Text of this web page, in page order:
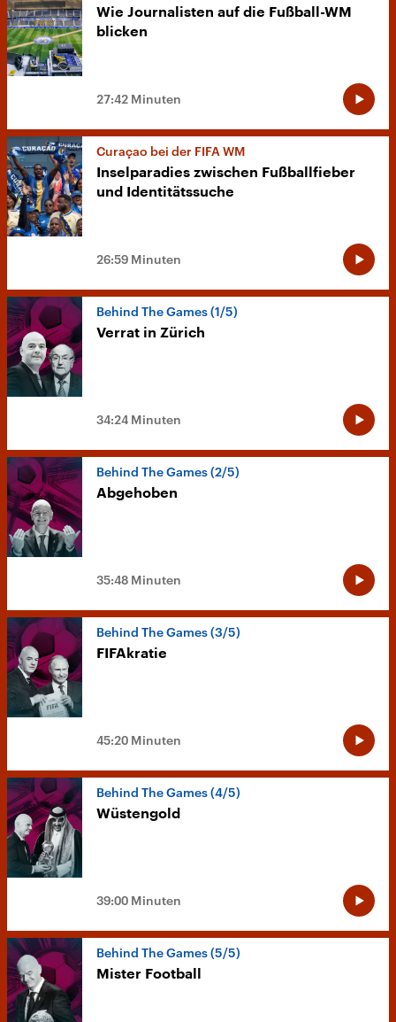
Wie Journalisten auf die Fußball-WM
blicken
27:42 Minuten
Curaçao bei der FIFA WM
Inselparadies zwischen Fußballfieber
und Identitätssuche
26:59 Minuten
Behind The Games (1/5)
Verrat in Zürich
34:24 Minuten
Behind The Games (2/5)
Abgehoben
35:48 Minuten
Behind The Games (3/5)
FIFAkratie
45:20 Minuten
Behind The Games (4/5)
Wüstengold
39:00 Minuten
Behind The Games (5/5)
Mister Football